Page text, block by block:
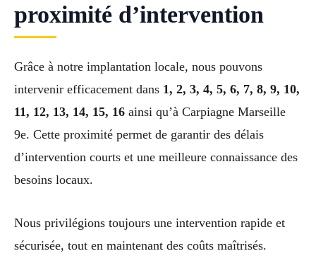
proximité d’intervention
Grâce à notre implantation locale, nous pouvons
intervenir efficacement dans 1, 2, 3, 4, 5, 6, 7, 8, 9, 10,
11, 12, 13, 14, 15, 16 ainsi qu’à Carpiagne Marseille
9e. Cette proximité permet de garantir des délais
d’intervention courts et une meilleure connaissance des
besoins locaux.
Nous privilégions toujours une intervention rapide et
sécurisée, tout en maintenant des coûts maîtrisés.